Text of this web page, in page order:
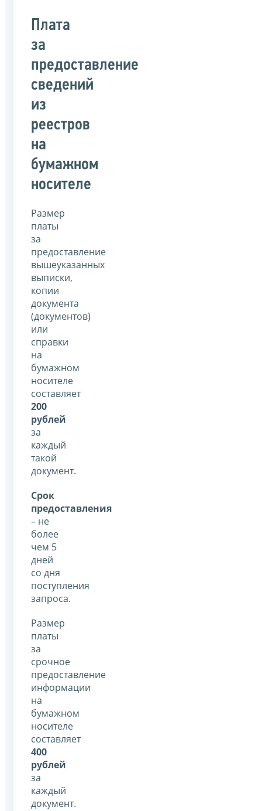
Плата
за
предоставление
сведений
из
реестров
на
бумажном
носителе
Размер
платы
за
предоставление
вышеуказанных
выписки,
копии
документа
(документов)
или
справки
на
бумажном
носителе
составляет
200
рублей
за
каждый
такой
документ.
Срок
предоставления
– не
более
чем 5
дней
со дня
поступления
запроса.
Размер
платы
за
срочное
предоставление
информации
на
бумажном
носителе
составляет
400
рублей
за
каждый
документ.